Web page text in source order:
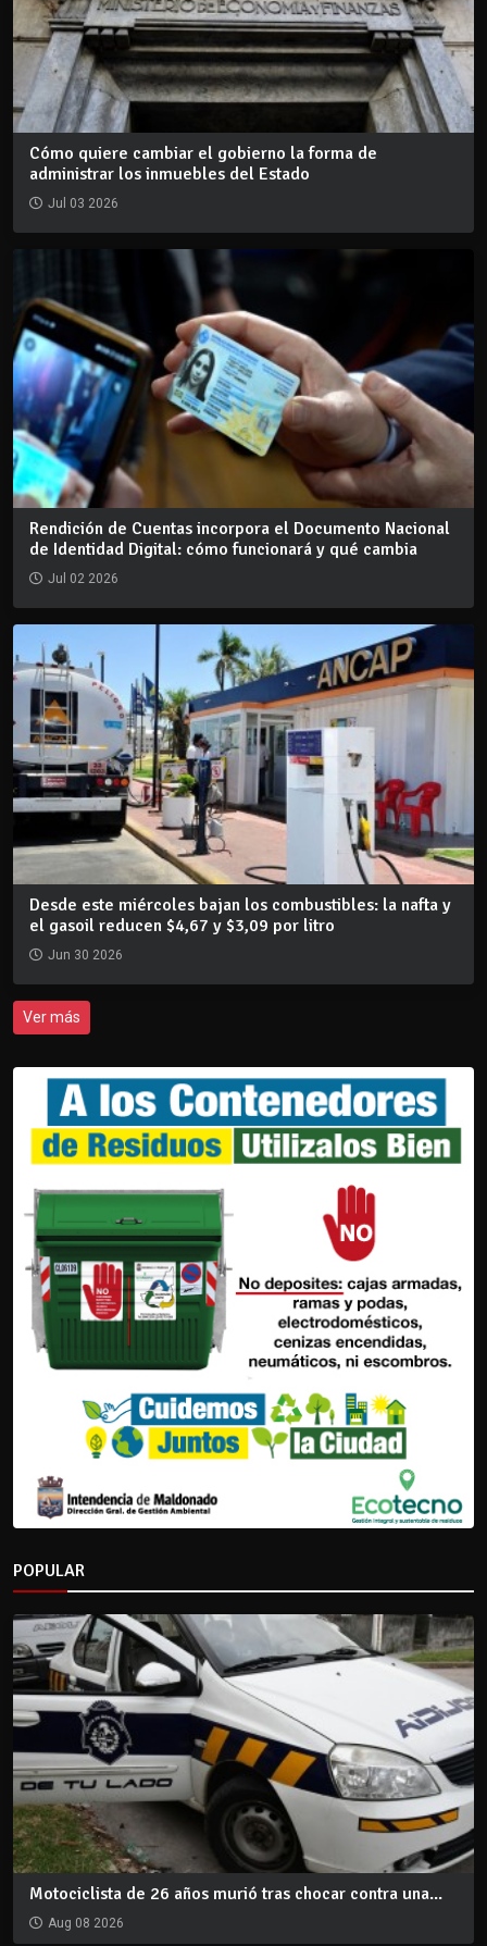
Cómo quiere cambiar el gobierno la forma de
administrar los inmuebles del Estado
Jul 03 2026
Rendición de Cuentas incorpora el Documento Nacional
de Identidad Digital: cómo funcionará y qué cambia
Jul 02 2026
Desde este miércoles bajan los combustibles: la nafta y
el gasoil reducen $4,67 y $3,09 por litro
Jun 30 2026
Ver más
POPULAR
Motociclista de 26 años murió tras chocar contra una...
Aug 08 2026